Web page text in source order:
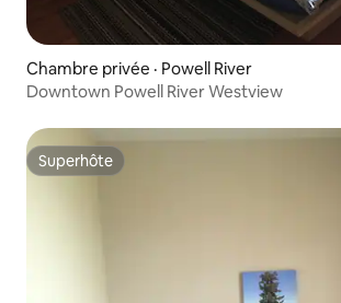
Chambre privée · Powell River
Downtown Powell River Westview
Superhôte
Superhôte